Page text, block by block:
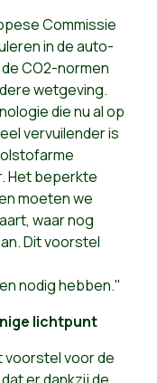
Commissie
in de auto-
CO2-normen
wetgeving.
die nu al op
vervuilender is
Het beperkte
moeten we
waar nog
Dit voorstel
nodig hebben."
lichtpunt
voorstel voor de